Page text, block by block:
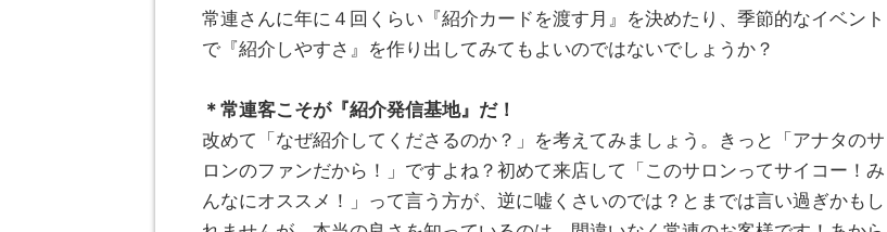
常連さんに年に４回くらい『紹介カードを渡す月』を決めたり、季節的なイベント
で『紹介しやすさ』を作り出してみてもよいのではないでしょうか？
＊常連客こそが『紹介発信基地』だ！
改めて「なぜ紹介してくださるのか？」を考えてみましょう。きっと「アナタのサ
ロンのファンだから！」ですよね？初めて来店して「このサロンってサイコー！み
んなにオススメ！」って言う方が、逆に嘘くさいのでは？とまでは言い過ぎかもし